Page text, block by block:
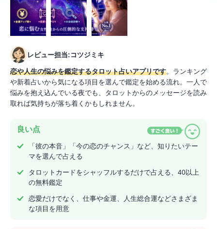
レビュー担当:コツジミキ
恋や人生の悩みを鑑定するタロット占いアプリです。ランキング
や新着占いから気になる項目を選んで鑑定を始める流れ。一人で
悩みを抱え込んでいる夜でも、タロットからのメッセージを読み
取れば気持ちが落ち着くかもしれません。
良い点
「彼の本音」「今の恋のチャンス」など、知りたいテー
マを選んで占える
タロットカードをシャッフルするだけで占える、40以上
の無料鑑定
恋愛だけでなく、仕事や金運、人生総合運などさまざま
な項目を用意